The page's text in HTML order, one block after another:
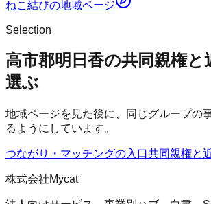
ねこ結びの地域ページ
Selection
高市郡明日香の共同親権と
選ぶ
地域ページを見た後に、同じグループの
るようにしています。
つながり・マッチングの入口共同親権と
株式会社Mycat